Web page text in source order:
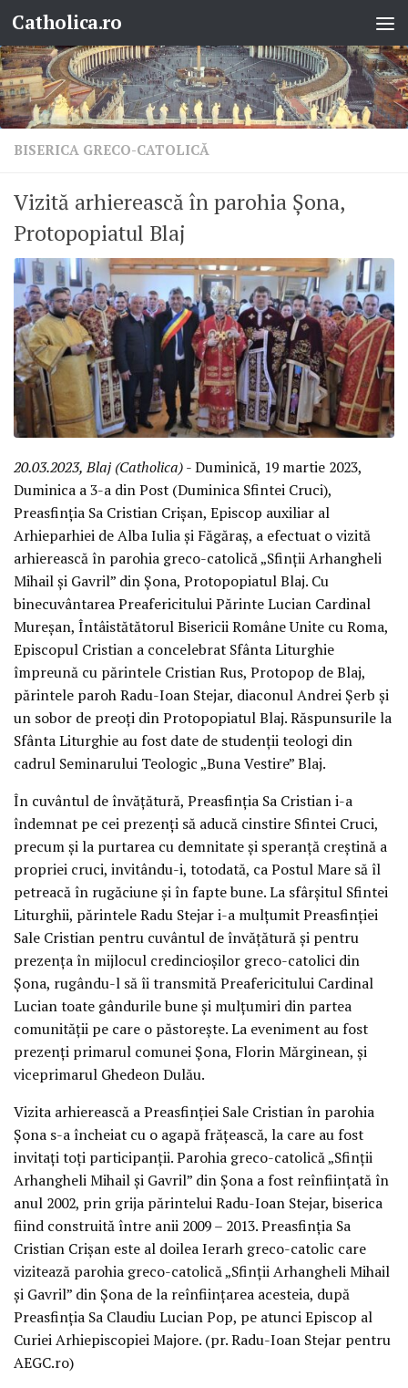
Skip to content
Catholica.ro
BISERICA GRECO-CATOLICĂ
Vizită arhierească în parohia Șona,
Protopopiatul Blaj
20.03.2023, Blaj (Catholica)- Duminică, 19 martie 2023,
Duminica a 3-a din Post (Duminica Sfintei Cruci),
Preasfinția Sa Cristian Crișan, Episcop auxiliar al
Arhieparhiei de Alba Iulia și Făgăraș, a efectuat o vizită
arhierească în parohia greco-catolică „Sfinții Arhangheli
Mihail și Gavril” din Șona, Protopopiatul Blaj. Cu
binecuvântarea Preafericitului Părinte Lucian Cardinal
Mureșan, Întâistătătorul Bisericii Române Unite cu Roma,
Episcopul Cristian a concelebrat Sfânta Liturghie
împreună cu părintele Cristian Rus, Protopop de Blaj,
părintele paroh Radu-Ioan Stejar, diaconul Andrei Șerb și
un sobor de preoți din Protopopiatul Blaj. Răspunsurile la
Sfânta Liturghie au fost date de studenții teologi din
cadrul Seminarului Teologic „Buna Vestire” Blaj.
În cuvântul de învățătură, Preasfinția Sa Cristian i-a
îndemnat pe cei prezenți să aducă cinstire Sfintei Cruci,
precum și la purtarea cu demnitate și speranță creștină a
propriei cruci, invitându-i, totodată, ca Postul Mare să îl
petreacă în rugăciune și în fapte bune. La sfârșitul Sfintei
Liturghii, părintele Radu Stejar i-a mulțumit Preasfinției
Sale Cristian pentru cuvântul de învățătură și pentru
prezența în mijlocul credincioșilor greco-catolici din
Șona, rugându-l să îi transmită Preafericitului Cardinal
Lucian toate gândurile bune și mulțumiri din partea
comunității pe care o păstorește. La eveniment au fost
prezenți primarul comunei Șona, Florin Mărginean, și
viceprimarul Ghedeon Dulău.
Vizita arhierească a Preasfinției Sale Cristian în parohia
Șona s-a încheiat cu o agapă frățească, la care au fost
invitați toți participanții. Parohia greco-catolică „Sfinții
Arhangheli Mihail și Gavril” din Șona a fost reînființată în
anul 2002, prin grija părintelui Radu-Ioan Stejar, biserica
fiind construită între anii 2009 – 2013. Preasfinția Sa
Cristian Crișan este al doilea Ierarh greco-catolic care
vizitează parohia greco-catolică „Sfinții Arhangheli Mihail
și Gavril” din Șona de la reînființarea acesteia, după
Preasfinția Sa Claudiu Lucian Pop, pe atunci Episcop al
Curiei Arhiepiscopiei Majore. (pr. Radu-Ioan Stejar pentru
AEGC.ro)